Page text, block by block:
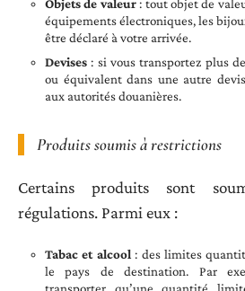
Objets de valeur: tout objet de
équipements électroniques, les
être déclaré à votre arrivée.
Devises : si vous transportez plus
ou équivalent dans une autre
aux autorités douanières.
Produits soumis à restrictions
Certains produits sont
régulations. Parmi eux :
Tabac et alcool: des limites
le pays de destination. Par